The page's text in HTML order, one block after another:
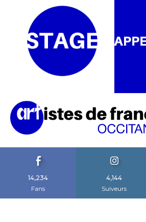
14,234
Fans
4,144
Suiveurs